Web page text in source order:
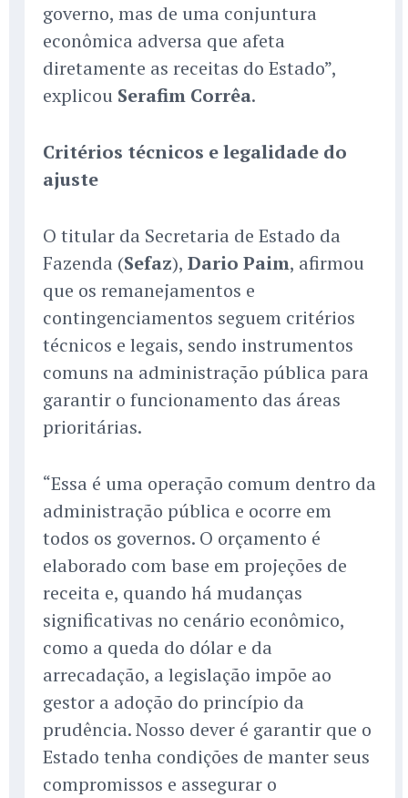
governo, mas de uma conjuntura
econômica adversa que afeta
diretamente as receitas do Estado”,
explicou Serafim Corrêa.
Critérios técnicos e legalidade do
ajuste
O titular da Secretaria de Estado da
Fazenda (Sefaz), Dario Paim, afirmou
que os remanejamentos e
contingenciamentos seguem critérios
técnicos e legais, sendo instrumentos
comuns na administração pública para
garantir o funcionamento das áreas
prioritárias.
“Essa é uma operação comum dentro da
administração pública e ocorre em
todos os governos. O orçamento é
elaborado com base em projeções de
receita e, quando há mudanças
significativas no cenário econômico,
como a queda do dólar e da
arrecadação, a legislação impõe ao
gestor a adoção do princípio da
prudência. Nosso dever é garantir que o
Estado tenha condições de manter seus
compromissos e assegurar o